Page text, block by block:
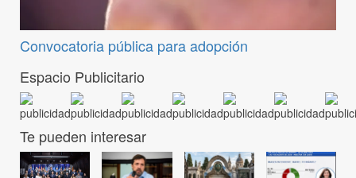
Convocatoria pública para adopción
Espacio Publicitario
Te pueden interesar